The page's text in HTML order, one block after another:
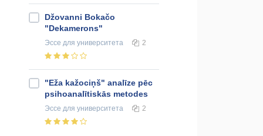
Džovanni Bokačo
"Dekamerons"
Эссе для университета 2
"Eža kažociņš" analīze pēc
psihoanalītiskās metodes
Эссе для университета 2